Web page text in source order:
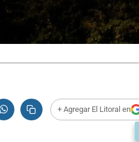
+ Agregar El Litoral en